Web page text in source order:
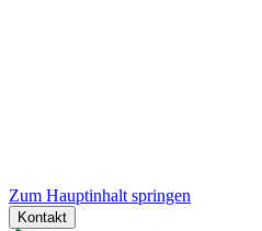
Zum Hauptinhalt springen
Kontakt